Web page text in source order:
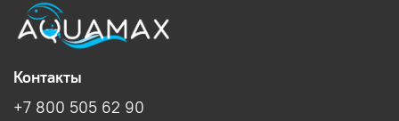
Контакты
+7 800 505 62 90